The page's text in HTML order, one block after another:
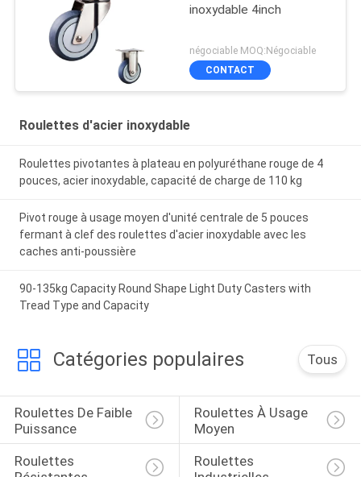
inoxydable 4inch
négociable MOQ:Négociable
CONTACT
Roulettes d'acier inoxydable
Roulettes pivotantes à plateau en polyuréthane rouge de 4
pouces, acier inoxydable, capacité de charge de 110 kg
Pivot rouge à usage moyen d'unité centrale de 5 pouces
fermant à clef des roulettes d'acier inoxydable avec les
caches anti-poussière
90-135kg Capacity Round Shape Light Duty Casters with
Tread Type and Capacity
Catégories populaires Tous
Roulettes De Faible
Puissance
Roulettes À Usage
Moyen
Roulettes
Roulettes